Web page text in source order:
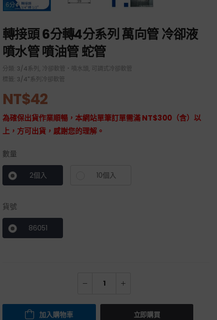
轉接頭 6分轉4分系列 萬向管 冷卻液
噴水管 噴油管 蛇管
分類: 3/4系列 , 冷卻軟管・噴水頭, 可調式冷卻軟管
標籤: 3/4"系列冷卻軟管
NT$42
為確保出貨作業順暢，本網站單筆訂單需滿 NT$300（含）以
上，方可出貨，感謝您的理解。
數量
2個入 10個入
貨號
86051
加入購物車 立即購買